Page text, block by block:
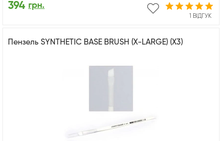
1 ВІДГУК
394 грн.
Пензель SYNTHETIC BASE BRUSH (X-LARGE) (X3)